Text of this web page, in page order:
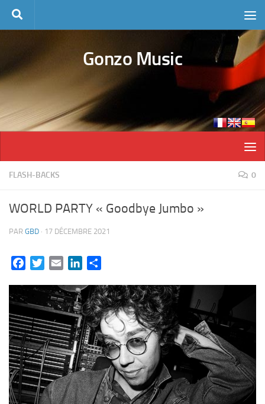
Skip to content
Gonzo Music
FLASH-BACKS 0
WORLD PARTY « Goodbye Jumbo »
PAR GBD · 17 DÉCEMBRE 2021
FacebookTwitterEmail LinkedIn